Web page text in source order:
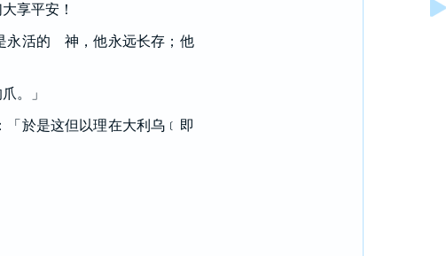
享平安！
永活的 神，他永远长存；他
。」
於是这但以理在大利乌﹝即